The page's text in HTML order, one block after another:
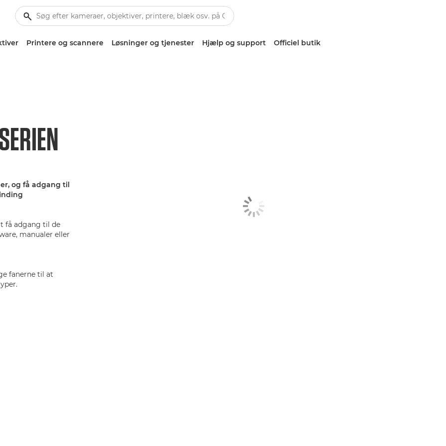
Printere og scannere Løsninger og tjenester Hjælp og support Officiel butik
og få adgang til
få adgang til de
manualer eller
fanerne til at